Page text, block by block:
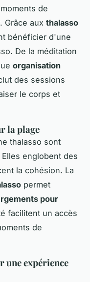
de
Grâce aux thalasso
bénéficier d'une
De la méditation
organisation
des sessions
le corps et
la plage
thalasso sont
englobent des
la cohésion. La
permet
pour
facilitent un accès
de
une expérience